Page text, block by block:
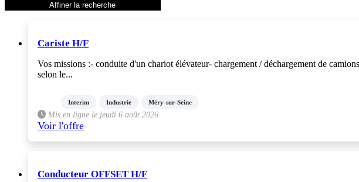
Affiner la recherche
Cariste H/F
Vos missions :- conduite d'un chariot élévateur- chargement / déchargement de
selon le...
Interim Industrie Méry-sur-Seine
Mis en ligne le jeudi 6 août 2026
Voir l'offre
Conducteur OFFSET H/F